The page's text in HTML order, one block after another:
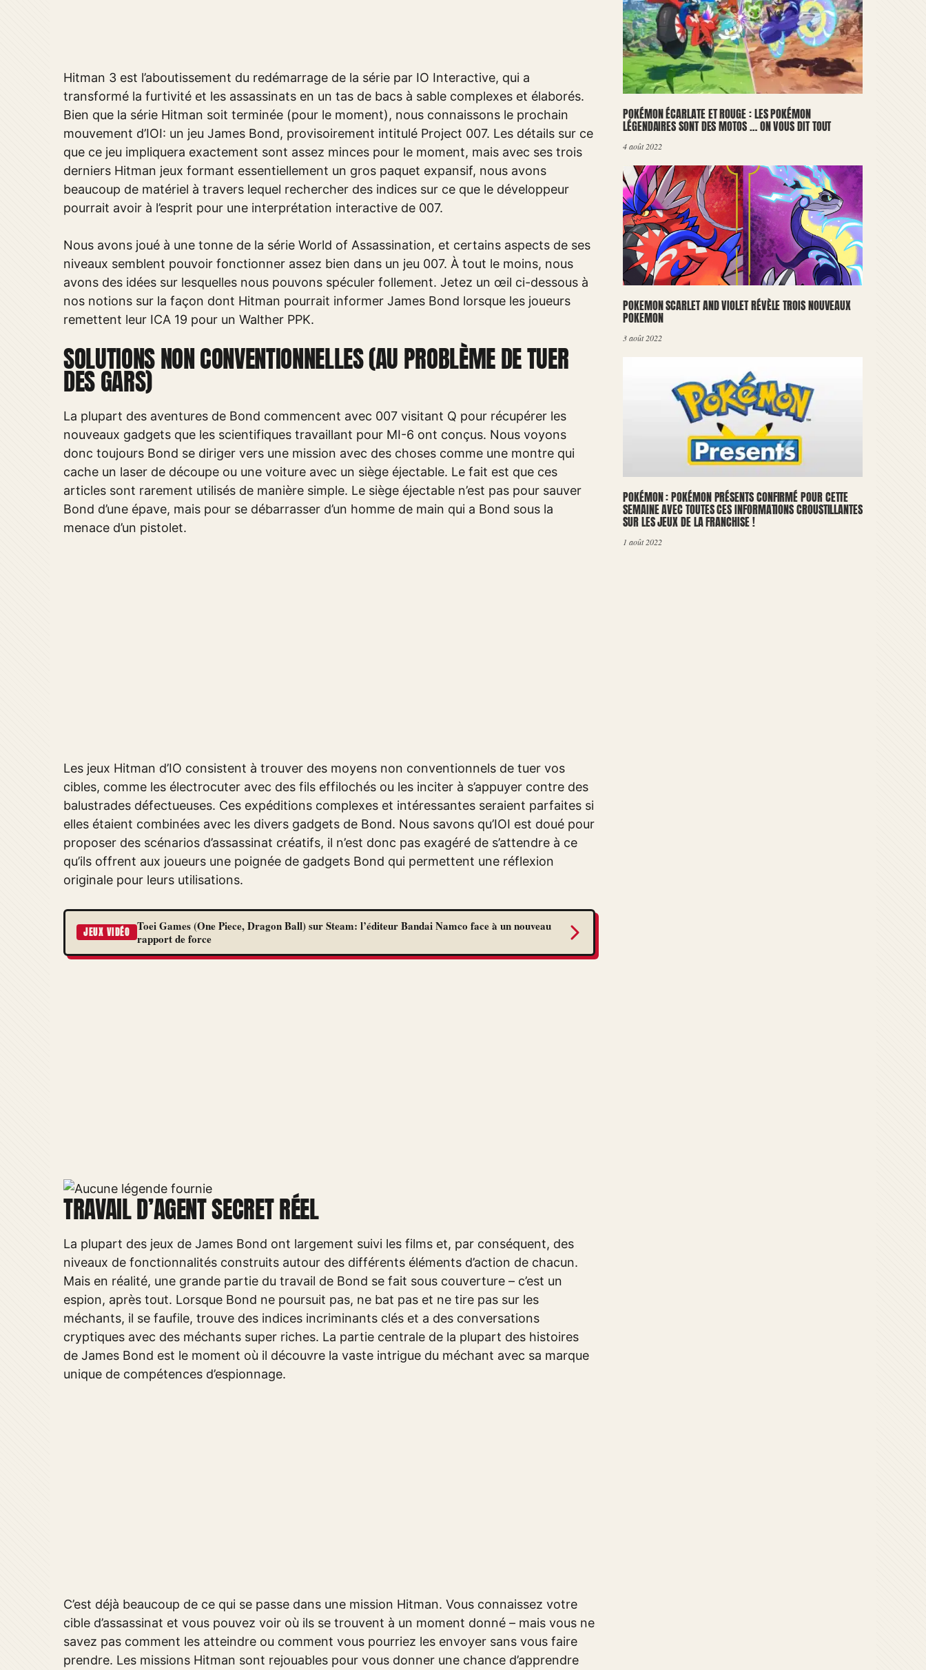
Hitman 3 est l’aboutissement du redémarrage de la série par IO Interactive, qui a
transformé la furtivité et les assassinats en un tas de bacs à sable complexes et élaborés.
Bien que la série Hitman soit terminée (pour le moment), nous connaissons le prochain
mouvement d’IOI: un jeu James Bond, provisoirement intitulé Project 007. Les détails sur ce
que ce jeu impliquera exactement sont assez minces pour le moment, mais avec ses trois
derniers Hitman jeux formant essentiellement un gros paquet expansif, nous avons
beaucoup de matériel à travers lequel rechercher des indices sur ce que le développeur
pourrait avoir à l’esprit pour une interprétation interactive de 007.
Nous avons joué à une tonne de la série World of Assassination, et certains aspects de ses
niveaux semblent pouvoir fonctionner assez bien dans un jeu 007. À tout le moins, nous
avons des idées sur lesquelles nous pouvons spéculer follement. Jetez un œil ci-dessous à
nos notions sur la façon dont Hitman pourrait informer James Bond lorsque les joueurs
remettent leur ICA 19 pour un Walther PPK.
SOLUTIONS NON CONVENTIONNELLES (AU PROBLÈME DE TUER
DES GARS)
La plupart des aventures de Bond commencent avec 007 visitant Q pour récupérer les
nouveaux gadgets que les scientifiques travaillant pour MI-6 ont conçus. Nous voyons
donc toujours Bond se diriger vers une mission avec des choses comme une montre qui
cache un laser de découpe ou une voiture avec un siège éjectable. Le fait est que ces
articles sont rarement utilisés de manière simple. Le siège éjectable n’est pas pour sauver
Bond d’une épave, mais pour se débarrasser d’un homme de main qui a Bond sous la
menace d’un pistolet.
Les jeux Hitman d’IO consistent à trouver des moyens non conventionnels de tuer vos
cibles, comme les électrocuter avec des fils effilochés ou les inciter à s’appuyer contre des
balustrades défectueuses. Ces expéditions complexes et intéressantes seraient parfaites si
elles étaient combinées avec les divers gadgets de Bond. Nous savons qu’IOI est doué pour
proposer des scénarios d’assassinat créatifs, il n’est donc pas exagéré de s’attendre à ce
qu’ils offrent aux joueurs une poignée de gadgets Bond qui permettent une réflexion
originale pour leurs utilisations.
JEUX VIDÉO Toei Games (One Piece, Dragon Ball) sur Steam: l’éditeur Bandai Namco face à un nouveau
rapport de force
TRAVAIL D’AGENT SECRET RÉEL
La plupart des jeux de James Bond ont largement suivi les films et, par conséquent, des
niveaux de fonctionnalités construits autour des différents éléments d’action de chacun.
Mais en réalité, une grande partie du travail de Bond se fait sous couverture – c’est un
espion, après tout. Lorsque Bond ne poursuit pas, ne bat pas et ne tire pas sur les
méchants, il se faufile, trouve des indices incriminants clés et a des conversations
cryptiques avec des méchants super riches. La partie centrale de la plupart des histoires
de James Bond est le moment où il découvre la vaste intrigue du méchant avec sa marque
unique de compétences d’espionnage.
C’est déjà beaucoup de ce qui se passe dans une mission Hitman. Vous connaissez votre
cible d’assassinat et vous pouvez voir où ils se trouvent à un moment donné – mais vous ne
savez pas comment les atteindre ou comment vous pourriez les envoyer sans vous faire
prendre. Les missions Hitman sont rejouables pour vous donner une chance d’apprendre
POKÉMON ÉCARLATE ET ROUGE : LES POKÉMON
LÉGENDAIRES SONT DES MOTOS … ON VOUS DIT TOUT
4 août 2022
POKEMON SCARLET AND VIOLET RÉVÈLE TROIS NOUVEAUX
POKEMON
3 août 2022
POKÉMON : POKÉMON PRÉSENTS CONFIRMÉ POUR CETTE
SEMAINE AVEC TOUTES CES INFORMATIONS CROUSTILLANTES
SUR LES JEUX DE LA FRANCHISE !
1 août 2022